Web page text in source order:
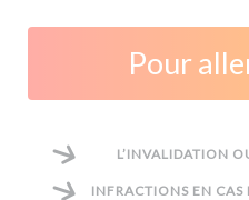
Pour
L’INVALIDATION
INFRACTIONS EN CAS